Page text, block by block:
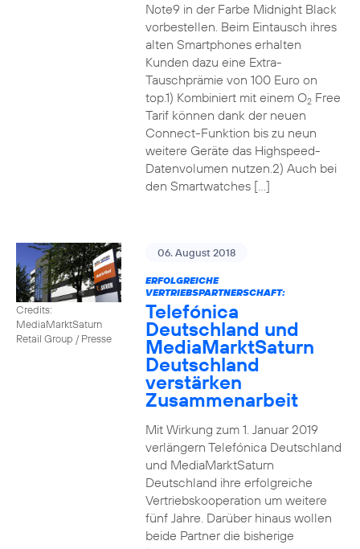
Note9 in der Farbe Midnight Black
vorbestellen. Beim Eintausch ihres
alten Smartphones erhalten
Kunden dazu eine Extra-
Tauschprämie von 100 Euro on
top.1) Kombiniert mit einem O2Free
Tarif können dank der neuen
Connect-Funktion bis zu neun
weitere Geräte das Highspeed-
Datenvolumen nutzen.2) Auch bei
den Smartwatches […]
Credits:
MediaMarktSaturn
Retail Group / Presse
06. August 2018
ERFOLGREICHE
VERTRIEBSPARTNERSCHAFT:
Telefónica
Deutschland und
MediaMarktSaturn
Deutschland
verstärken
Zusammenarbeit
Mit Wirkung zum 1. Januar 2019
verlängern Telefónica Deutschland
und MediaMarktSaturn
Deutschland ihre erfolgreiche
Vertriebskooperation um weitere
fünf Jahre. Darüber hinaus wollen
beide Partner die bisherige